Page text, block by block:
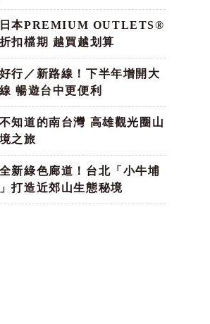
本PREMIUM OUTLETS®
扣檔期 越買越划算
行／新路線！下半年增開大
暢遊台中更便利
知道的南台灣 高雄觀光圈山
之旅
新綠色廊道！台北「小牛埔
打造近郊山生態秘境